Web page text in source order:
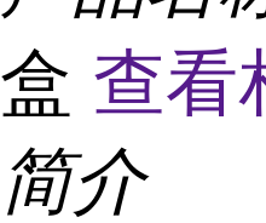
盒 查看
简介